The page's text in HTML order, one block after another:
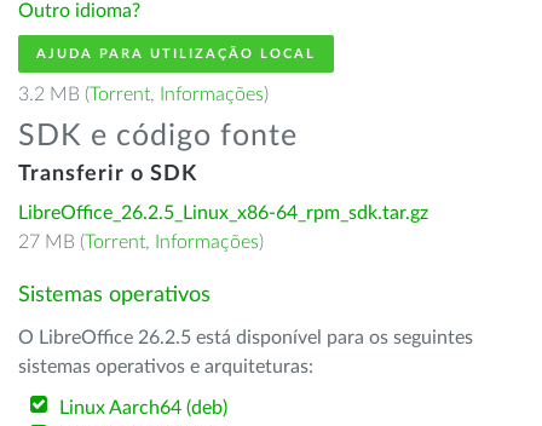
Outro idioma?
AJUDA PARA UTILIZAÇÃO LOCAL
3.2 MB (Torrent, Informações)
SDK e código fonte
Transferir o SDK
LibreOffice_26.2.5_Linux_x86-64_rpm_sdk.tar.gz
27 MB (Torrent, Informações)
Sistemas operativos
O LibreOffice 26.2.5 está disponível para os seguintes
sistemas operativos e arquiteturas:
Linux Aarch64 (deb)